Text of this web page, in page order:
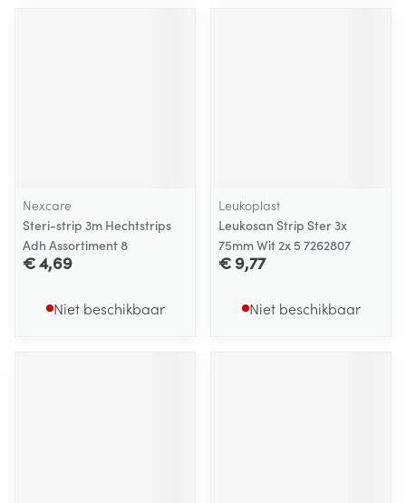
Nexcare
Steri-strip 3m Hechtstrips
Adh Assortiment 8
€ 4,69
Niet beschikbaar
Leukoplast
Leukosan Strip Ster 3x
75mm Wit 2x 5 7262807
€ 9,77
Niet beschikbaar